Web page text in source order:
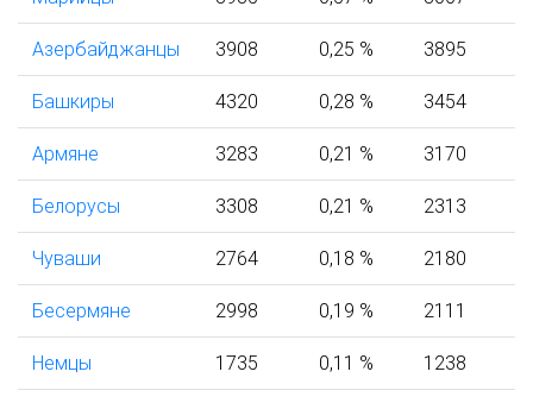
Азербайджанцы 3908 0,25 % 3895
Башкиры 4320 0,28 % 3454
Армяне 3283 0,21 % 3170
Белорусы 3308 0,21 % 2313
Чуваши 2764 0,18 % 2180
Бесермяне 2998 0,19 % 2111
Немцы 1735 0,11 % 1238